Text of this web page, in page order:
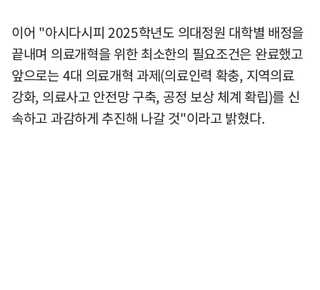
이어 "아시다시피 2025학년도 의대정원 대학별 배정을
끝내며 의료개혁을 위한 최소한의 필요조건은 완료했고
앞으로는 4대 의료개혁 과제(의료인력 확충, 지역의료
강화, 의료사고 안전망 구축, 공정 보상 체계 확립)를 신
속하고 과감하게 추진해 나갈 것"이라고 밝혔다.